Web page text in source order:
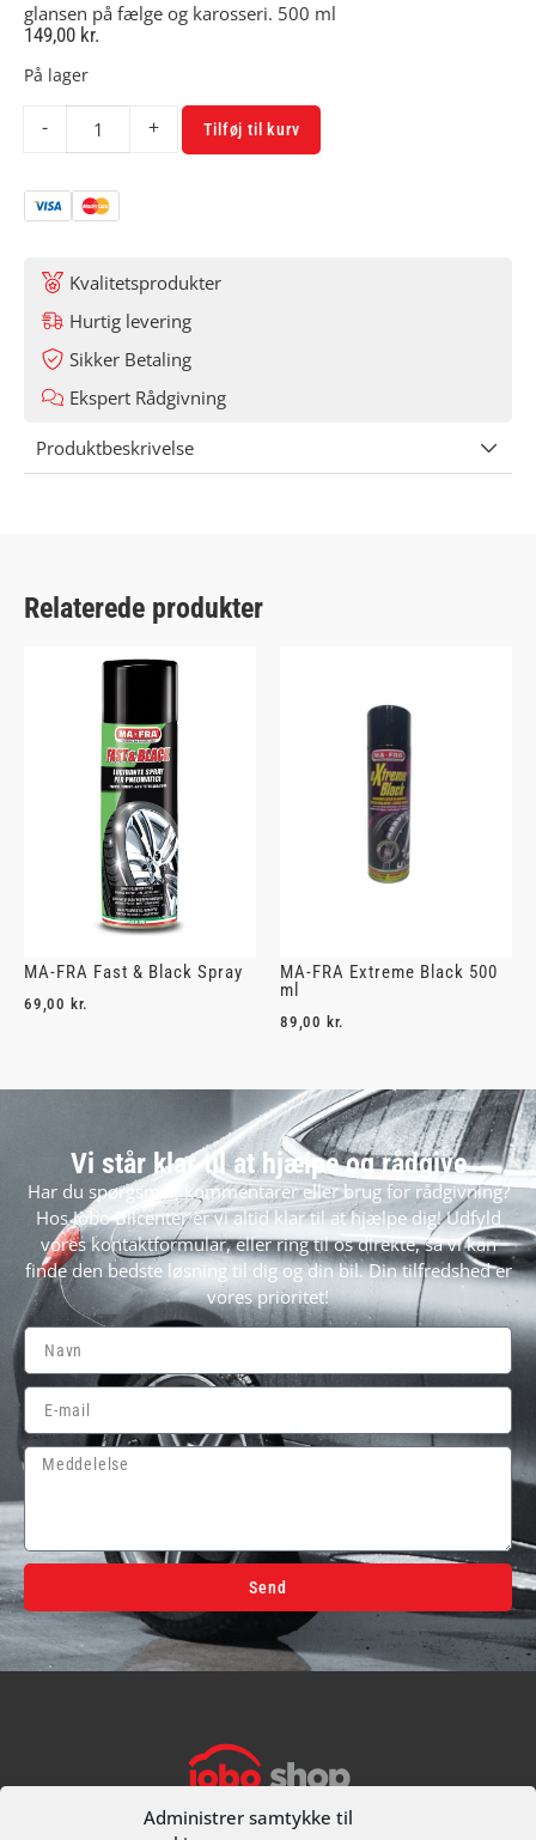
Administrer samtykke til
mere for gratis fragt
Gå til betaling
glansen på fælge og karosseri. 500 ml
149,00 kr.
På lager
- + Tilføj til kurv
Kvalitetsprodukter
Hurtig levering
Sikker Betaling
Ekspert Rådgivning
Produktbeskrivelse
Relaterede produkter
MA-FRA Fast & Black Spray
69,00 kr.
MA-FRA Extreme Black 500
ml
89,00 kr.
Vi står klar til at hjælpe og rådgive
Har du spørgsmål, kommentarer eller brug for rådgivning?
Hos Jobo Bilcenter er vi altid klar til at hjælpe dig! Udfyld
vores kontaktformular, eller ring til os direkte, så vi kan
finde den bedste løsning til dig og din bil. Din tilfredshed er
vores prioritet!
Send
Alternative: